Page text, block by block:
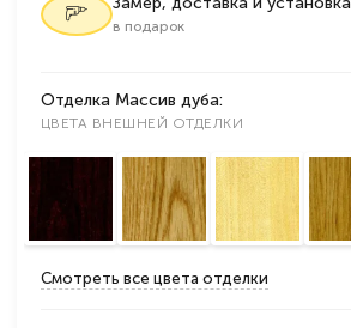
в подарок
Отделка Массив дуба:
ЦВЕТА ВНЕШНЕЙ ОТДЕЛКИ
Смотреть все цвета отделки